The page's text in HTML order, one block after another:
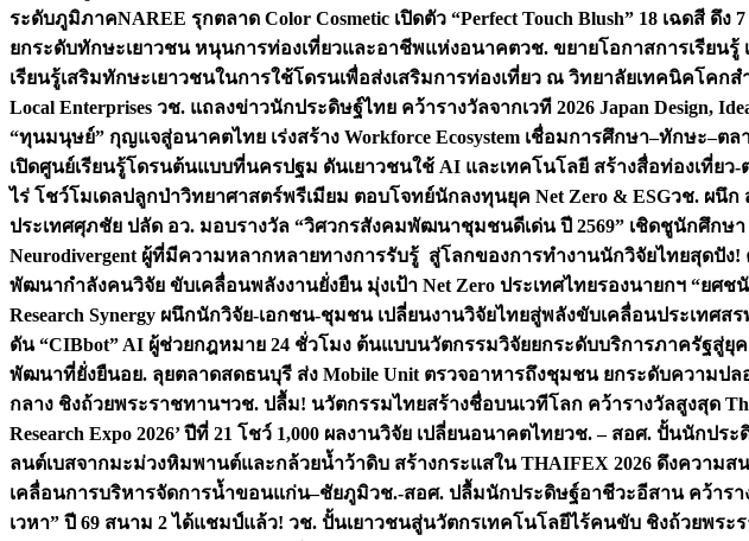
ระดับภูมิภาคNAREE รุกตลาด Color Cosmetic เปิดตัว “Perfect Touch Blush” 18 เฉดสี ดึ
ยกระดับทักษะเยาวชน หนุนการท่องเที่ยวและอาชีพแห่งอนาคตวช. ขยายโอกาสการเรียนรู้
เรียนรู้เสริมทักษะเยาวชนในการใช้โดรนเพื่อส่งเสริมการท่องเที่ยว ณ วิทยาลัยเทคนิคโคกส
Local Enterprises วช. แถลงข่าวนักประดิษฐ์ไทย คว้ารางวัลจากเวที 2026 Japan Design,
“ทุนมนุษย์” กุญแจสู่อนาคตไทย เร่งสร้าง Workforce Ecosystem เชื่อมการศึกษา–ทักษะ–ตล
เปิดศูนย์เรียนรู้โดรนต้นแบบที่นครปฐม ดันเยาวชนใช้ AI และเทคโนโลยี สร้างสื่อท่องเที่ยว
ไร่ โชว์โมเดลปลูกป่าวิทยาศาสตร์พรีเมียม ตอบโจทย์นักลงทุนยุค Net Zero & ESGวช. ผนึก
ประเทศศุภชัย ปลัด อว. มอบรางวัล “วิศวกรสังคมพัฒนาชุมชนดีเด่น ปี 2569” เชิดชูนักศึก
Neurodivergent ผู้ที่มีความหลากหลายทางการรับรู้ สู่โลกของการทำงานนักวิจัยไทยสุดปัง!
พัฒนากำลังคนวิจัย ขับเคลื่อนพลังงานยั่งยืน มุ่งเป้า Net Zero ประเทศไทยรองนายกฯ “ยศช
Research Synergy ผนึกนักวิจัย-เอกชน-ชุมชน เปลี่ยนงานวิจัยไทยสู่พลังขับเคลื่อนประเทศสร
ดัน “CIBbot” AI ผู้ช่วยกฎหมาย 24 ชั่วโมง ต้นแบบนวัตกรรมวิจัยยกระดับบริการภาครัฐสู่ยุ
พัฒนาที่ยั่งยืนอย. ลุยตลาดสดธนบุรี ส่ง Mobile Unit ตรวจอาหารถึงชุมชน ยกระดับความป
กลาง ชิงถ้วยพระราชทานฯวช. ปลื้ม! นวัตกรรมไทยสร้างชื่อบนเวทีโลก คว้ารางวัลสูงสุด
Research Expo 2026’ ปีที่ 21 โชว์ 1,000 ผลงานวิจัย เปลี่ยนอนาคตไทยวช. – สอศ. ปั้นนักประ
ลนต์เบสจากมะม่วงหิมพานต์และกล้วยน้ำว้าดิบ สร้างกระแสใน THAIFEX 2026 ดึงความส
เคลื่อนการบริหารจัดการน้ำขอนแก่น–ชัยภูมิวช.-สอศ. ปลื้มนักประดิษฐ์อาชีวะอีสาน คว้ารา
เวหา” ปี 69 สนาม 2 ได้แชมป์แล้ว! วช. ปั้นเยาวชนสู่นวัตกรเทคโนโลยีไร้คนขับ ชิงถ้วยพระ